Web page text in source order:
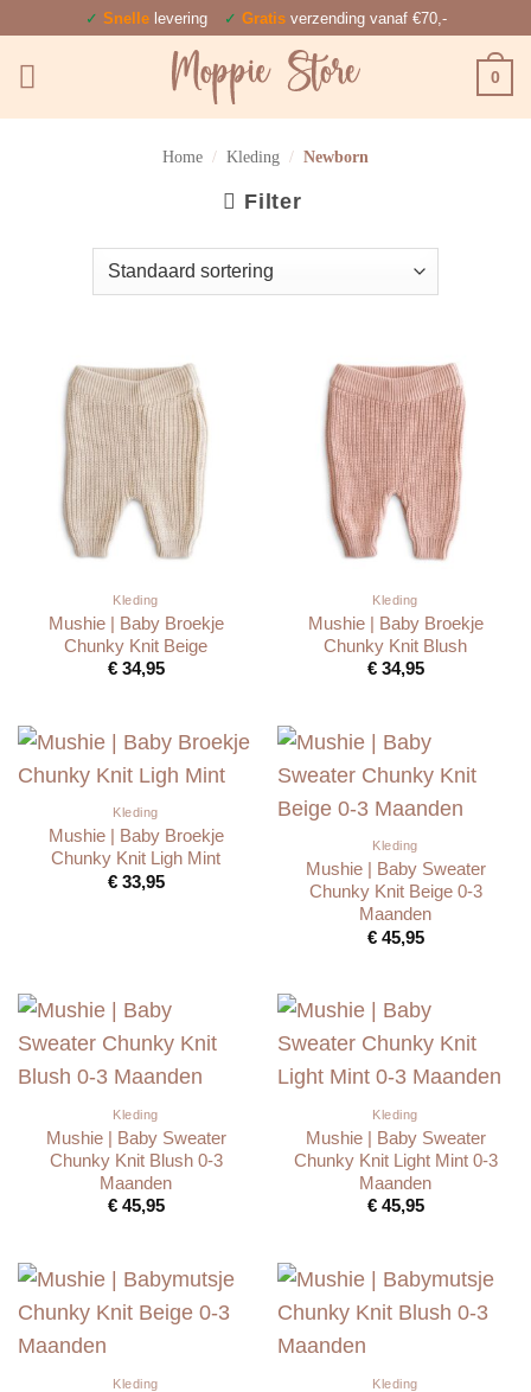
inhoud
✓ Snellelevering ✓ Gratisverzending vanaf €70,-
0
Home / Kleding / Newborn
Filter
Kleding
Mushie | Baby Broekje
Chunky Knit Beige
€34,95
Kleding
Mushie | Baby Broekje
Chunky Knit Blush
€34,95
Kleding
Mushie | Baby Broekje
Chunky Knit Ligh Mint
€33,95
Kleding
Mushie | Baby Sweater
Chunky Knit Beige 0-3
Maanden
€45,95
Kleding
Mushie | Baby Sweater
Chunky Knit Blush 0-3
Maanden
€45,95
Kleding
Mushie | Baby Sweater
Chunky Knit Light Mint 0-3
Maanden
€45,95
Kleding Kleding